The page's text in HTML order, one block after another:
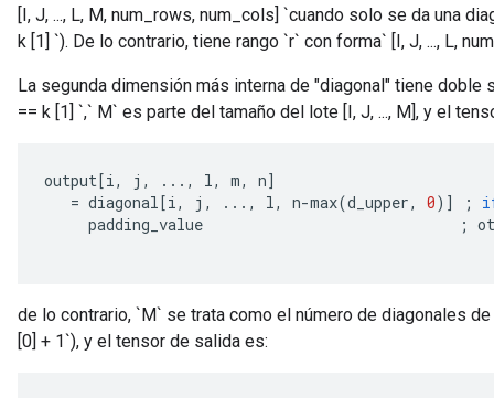
[I, J, ..., L, M, num_rows, num_cols] `cuando solo se da una
k [1] `). De lo contrario, tiene rango `r` con forma` [I, J, ..., L,
La segunda dimensión más interna de "diagonal" tiene doble
== k [1] `,` M` es parte del tamaño del lote [I, J, ..., M], y el
output[i, j , ..., l, m, n]
= diagonal[i, j , ..., l, n-max(d_upper, 0)] ;
padding_value
;
de lo contrario, `M` se trata como el número de diagonales
[0] + 1`), y el tensor de salida es: